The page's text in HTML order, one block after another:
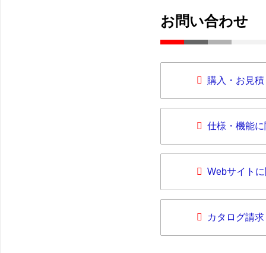
お問い合わせ
購入・お見
仕様・機能
Webサイト
カタログ請求